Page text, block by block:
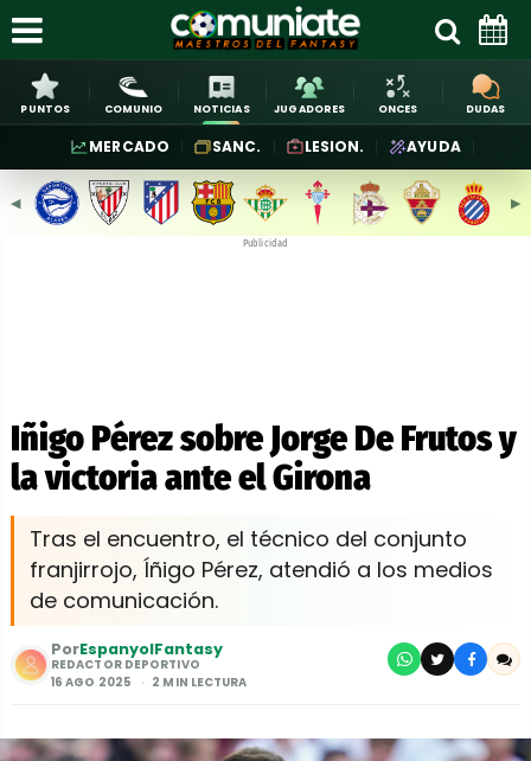
PUNTOS COMUNIO NOTICIAS JUGADORES ONCES DUDAS
MERCADO SANC. LESION. AYUDA
◀︎ ▶︎
Publicidad
Iñigo Pérez sobre Jorge De Frutos y
la victoria ante el Girona
Tras el encuentro, el técnico del conjunto
franjirrojo, Íñigo Pérez, atendió a los medios
de comunicación.
PorEspanyolFantasy
REDACTOR DEPORTIVO
16 AGO 2025
2 MIN LECTURA